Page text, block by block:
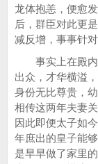
龙体抱恙，便愈
后，群臣对此更
减反增，事事针
事实上在殿内
出众，才华横溢
身份无比尊贵，
相传这两年夫妻
因此即便太子如
年庶出的皇子能
是早早做了家里